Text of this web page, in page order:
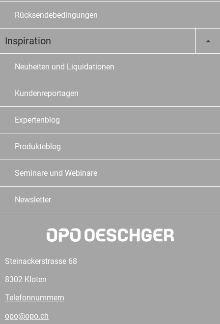
Rücksendebedingungen
Inspiration
Neuheiten und Liquidationen
Kundenreportagen
Expertenblog
Produkteblog
Seminare und Webinare
Newsletter
Steinackerstrasse 68
8302 Kloten
Telefonnummern
opo@opo.ch